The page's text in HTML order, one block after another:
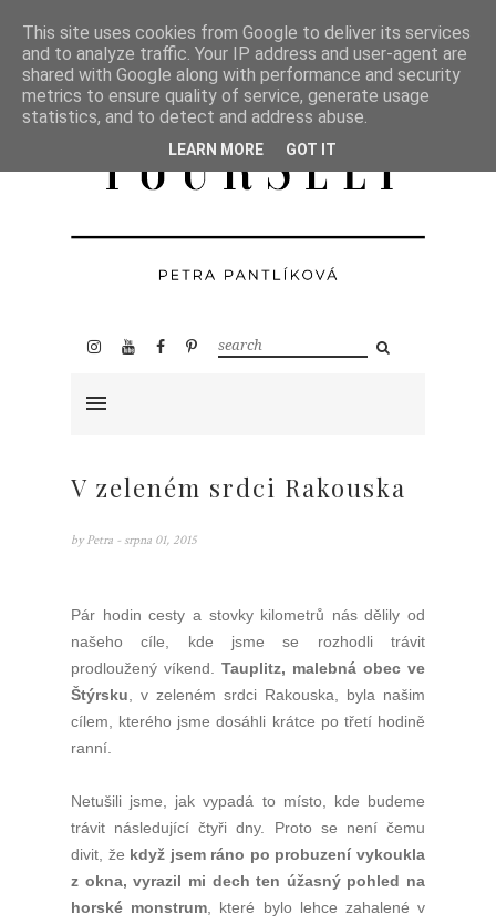
V zeleném srdci Rakouska
by Petra - srpna 01, 2015
Pár hodin cesty a stovky kilometrů nás dělily od
našeho cíle, kde jsme se rozhodli trávit
prodloužený víkend. Tauplitz, malebná obec ve
Štýrsku, v zeleném srdci Rakouska, byla našim
cílem, kterého jsme dosáhli krátce po třetí hodině
ranní.
Netušili jsme, jak vypadá to místo, kde budeme
trávit následující čtyři dny. Proto se není čemu
divit, že když jsem ráno po probuzení vykoukla
z okna, vyrazil mi dech ten úžasný pohled na
horské monstrum, které bylo lehce zahalené v
This site uses cookies from Google to deliver its services
and to analyze traffic. Your IP address and user-agent are
shared with Google along with performance and security
metrics to ensure quality of service, generate usage
statistics, and to detect and address abuse.
LEARN MORE GOT IT